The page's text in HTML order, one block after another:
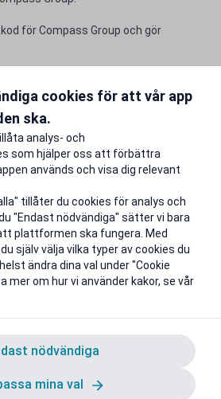
för Compass Group och gör
cookies för att vår app
ska.
analys- och
som hjälper oss att förbättra
används och visa dig relevant
tillåter du cookies för analys och
"Endast nödvändiga" sätter vi bara
plattformen ska fungera. Med
själv välja vilka typer av cookies du
ändra dina val under "Cookie
mer om hur vi använder kakor, se vår
nödvändiga
mina val